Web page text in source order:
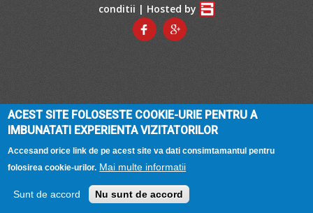
conditii | Hosted by
ACEST SITE FOLOSESTE COOKIE-URIE PENTRU A
IMBUNATATI EXPERIENTA VIZITATORILOR
Accesand orice link de pe acest site va dati consimtamantul pentru
folosirea cookie-urilor. Mai multe informatii
Sunt de accord Nu sunt de accord